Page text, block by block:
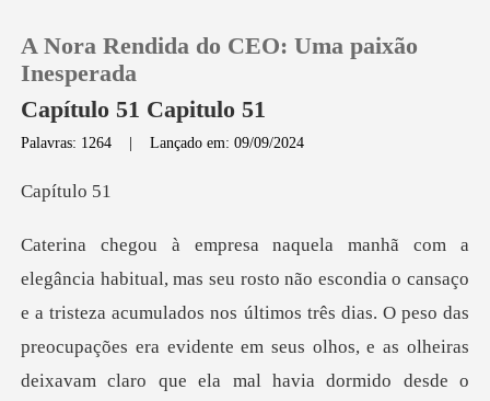
Histórico
Sair
A Nora Rendida do CEO: Uma paixão
Inesperada
Capítulo 51 Capitulo 51
Palavras: 1264 |Lançado em: 09/09/2024
ítu
o cansaço
e a tristeza acumulados nos últimos três dias. O peso das
preocupações era evidente